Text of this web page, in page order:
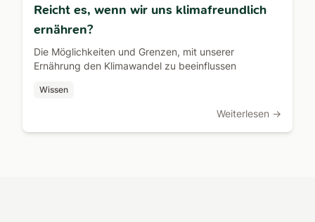
Reicht es, wenn wir uns klimafreundlich
ernähren?
Die Möglichkeiten und Grenzen, mit unserer
Ernährung den Klimawandel zu beeinflussen
Wissen
Weiterlesen →